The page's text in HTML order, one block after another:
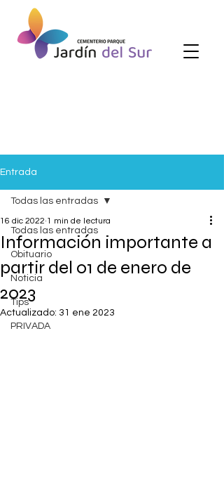
Entrada
Todas las entradas
Obituario
Noticia
Tips
PRIVADA
Todas las entradas
Información importante a
partir del 01 de enero de
2023
16 dic 2022 1 min de lectura
Actualizado: 31 ene 2023